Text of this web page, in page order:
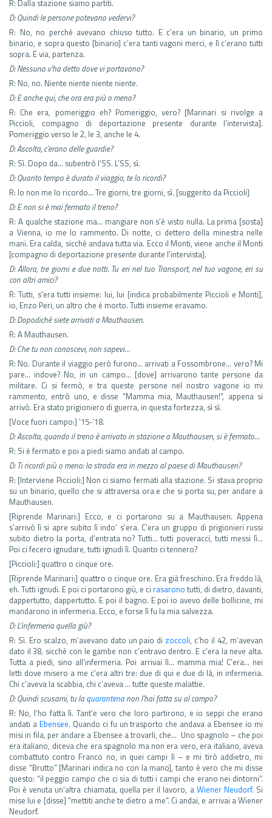
R: Dalla stazione siamo partiti.
D: Quindi le persone potevano vedervi?
R: No, no perché avevano chiuso tutto. E c’era un binario, un primo
binario, e sopra questo [binario] c’era tanti vagoni merci, e lì c’erano tutti
sopra. E via, partenza.
D: Nessuno v’ha detto dove vi portavano?
R: No, no. Niente niente niente niente.
D: E anche qui, che ora era più o meno?
R: Che era, pomeriggio eh? Pomeriggio, vero? [Marinari si rivolge a
Piccioli, compagno di deportazione presente durante l’intervista].
Pomeriggio verso le 2, le 3, anche le 4.
D: Ascolta, c’erano delle guardie?
R: Sì. Dopo da… subentrò l’SS. L’SS, sì.
D: Quanto tempo è durato il viaggio, te lo ricordi?
R: Io non me lo ricordo… Tre giorni, tre giorni, sì. [suggerito da Piccioli]
D: E non si è mai fermato il treno?
R: A qualche stazione ma… mangiare non s’è visto nulla. La prima [sosta]
a Vienna, io me lo rammento. Di notte, ci dettero della minestra nelle
mani. Era calda, sicchè andava tutta via. Ecco il Monti, viene anche il Monti
[compagno di deportazione presente durante l’intervista].
D: Allora, tre giorni e due notti. Tu eri nel tuo Transport, nel tuo vagone, eri su
con altri amici?
R: Tutti, s’era tutti insieme: lui, lui [indica probabilmente Piccioli e Monti],
io, Enzo Peri, un altro che è morto. Tutti insieme eravamo.
D: Dopodiché siete arrivati a Mauthausen.
R: A Mauthausen.
D: Che tu non conoscevi, non sapevi…
R: No. Durante il viaggio però furono… arrivati a Fossombrone… vero? Mi
pare… indove? No, in un campo… [dove] arrivarono tante persone da
militare. Ci si fermò, e tra queste persone nel nostro vagone io mi
rammento, entrò uno, e disse “Mamma mia, Mauthausen!”, appena si
arrivò. Era stato prigioniero di guerra, in questa fortezza, sì sì.
[Voce fuori campo:] ’15-’18.
D: Ascolta, quando il treno è arrivato in stazione a Mauthausen, si è fermato…
R: Si è fermato e poi a piedi siamo andati al campo.
D: Ti ricordi più o meno: la strada era in mezzo al paese di Mauthausen?
R: [Interviene Piccioli:] Non ci siamo fermati alla stazione. Si stava proprio
su un binario, quello che si attraversa ora e che si porta su, per andare a
Mauthausen.
[Riprende Marinari:] Ecco, e ci portarono su a Mauthausen. Appena
s’arrivò lì si apre subito lì indo’ s’era. C’era un gruppo di prigionieri russi
subito dietro la porta, d’entrata no? Tutti… tutti poveracci, tutti messi lì…
Poi ci fecero ignudare, tutti ignudi lì. Quanto ci tennero?
[Piccioli:] quattro o cinque ore.
[Riprende Marinari:] quattro o cinque ore. Era già freschino. Era freddo là,
eh. Tutti ignudi. E poi ci portarono giù, e ci rasarono tutti, di dietro, davanti,
dappertutto, dappertutto. E poi il bagno. E poi io avevo delle bollicine, mi
mandarono in infermeria. Ecco, e forse lì fu la mia salvezza.
D: L’infermeria quella giù?
R: Sì. Ero scalzo, m’avevano dato un paio di zoccoli, c’ho il 42, m’avevan
dato il 38, sicché con le gambe non c’entravo dentro. E c’era la neve alta.
Tutta a piedi, sino all’infermeria. Poi arrivai lì… mamma mia! C’era… nei
letti dove misero a me c’era altri tre: due di qui e due di là, in infermeria.
Chi c’aveva la scabbia, chi c’aveva … tutte queste malattie.
D: Quindi scusami, tu la quarantena non l’hai fatta su al campo?
R: No, l’ho fatta lì. Tant’e vero che loro partirono, e io seppi che erano
andati a Ebensee. Quando ci fu un trasporto che andava a Ebensee io mi
misi in fila, per andare a Ebensee a trovarli, che… Uno spagnolo – che poi
era italiano, diceva che era spagnolo ma non era vero, era italiano, aveva
combattuto contro Franco no, in quei campi lì – e mi tirò addietro, mi
disse “Brutto” [Marinari indica no con la mano], tanto è vero che mi disse
questo: “il peggio campo che ci sia di tutti i campi che erano nei dintorni”.
Poi è venuta un’altra chiamata, quella per il lavoro, a Wiener Neudorf. Si
mise lui e [disse] “mettiti anche te dietro a me”. Ci andai, e arrivai a Wiener
Neudorf.